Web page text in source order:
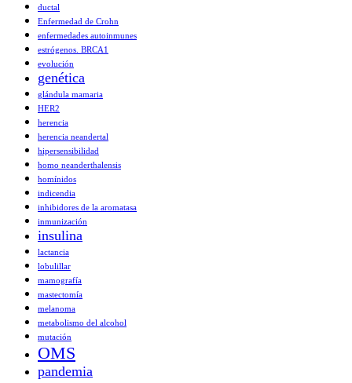
ductal
Enfermedad de Crohn
enfermedades autoinmunes
estrógenos. BRCA1
evolución
genética
glándula mamaria
HER2
herencia
herencia neandertal
hipersensibilidad
homo neanderthalensis
homínidos
indicendia
inhibidores de la aromatasa
inmunización
insulina
lactancia
lobulillar
mamografía
mastectomía
melanoma
metabolismo del alcohol
mutación
OMS
pandemia